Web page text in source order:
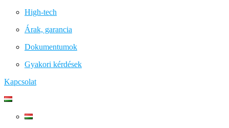
High-tech
Árak, garancia
Dokumentumok
Gyakori kérdések
Kapcsolat